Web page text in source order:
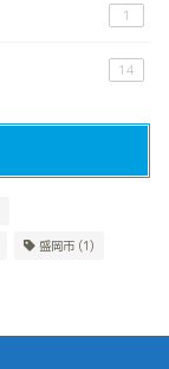
1
14
盛岡市 (1)